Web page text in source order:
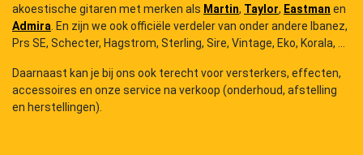
akoestische gitaren met merken als Martin, Taylor, Eastman en
Admira . En zijn we ook officiële verdeler van onder andere Ibanez,
Prs SE, Schecter, Hagstrom, Sterling, Sire, Vintage, Eko, Korala, ...
Daarnaast kan je bij ons ook terecht voor versterkers, effecten,
accessoires en onze service na verkoop (onderhoud, afstelling
en herstellingen).